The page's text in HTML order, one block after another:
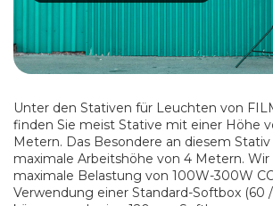
Unter den Stativen für Leuchten von
finden Sie meist Stative mit einer Höhe
Metern. Das Besondere an diesem Stativ
maximale Arbeitshöhe von 4 Metern.
maximale Belastung von 100W-300W
Verwendung einer Standard-Softbox (60